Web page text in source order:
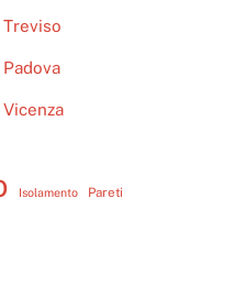
Isolamento Pareti